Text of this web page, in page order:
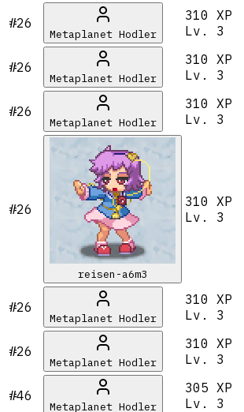
#26
Metaplanet Hodler
310 XP
Lv. 3
#26
Metaplanet Hodler
310 XP
Lv. 3
#26
Metaplanet Hodler
310 XP
Lv. 3
#26
reisen-a6m3
310 XP
Lv. 3
#26
Metaplanet Hodler
310 XP
Lv. 3
#26
Metaplanet Hodler
310 XP
Lv. 3
#46
Metaplanet Hodler
305 XP
Lv. 3